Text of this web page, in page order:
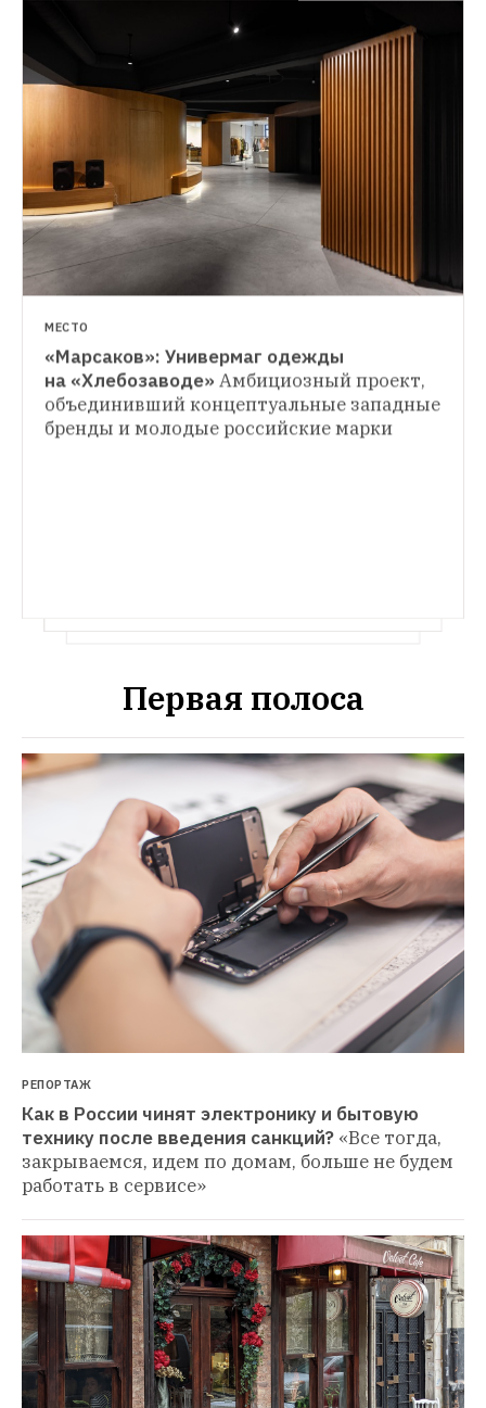
ПОКУПКА НЕДЕЛИ
Рабочая куртка LeeАктуальный в этом
ВЕЩИ
Солнце скоро: 28 актуальных моделей
очков на весну Велосипедные, защитные,
«кошачий глаз» и другие
МЕСТО
«Марсаков»: Универмаг одежды
на «Хлебозаводе» Амбициозный проект,
объединивший концептуальные западные
бренды и молодые российские марки
Первая полоса
РЕПОРТАЖ
Как в России чинят электронику и бытовую
технику после введения санкций? «Все тогда,
закрываемся, идем по домам, больше не будем
работать в сервисе»